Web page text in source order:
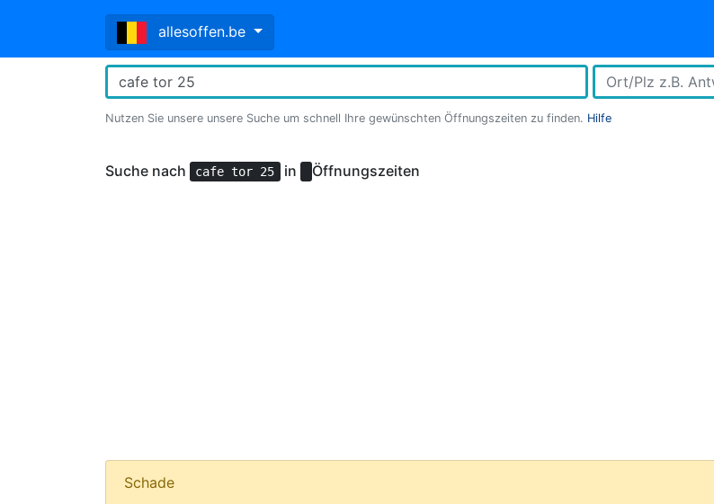
allesoffen.be
Nutzen Sie unsere unsere Suche um schnell Ihre gewünschten Öffnungszeiten zu finden. Hilfe
Suche nach cafe tor 25 in Öffnungszeiten
Schade